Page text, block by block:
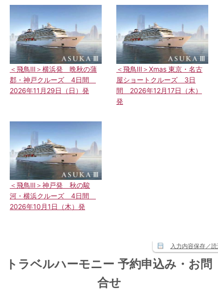
＜飛鳥Ⅲ＞横浜発 晩秋の蒲
郡・神戸クルーズ 4日間
2026年11月29日（日）発
＜飛鳥Ⅲ＞Xmas 東京・名古
屋ショートクルーズ 3日
間 2026年12月17日（木）
発
＜飛鳥Ⅲ＞神戸発 秋の駿
河・横浜クルーズ 4日間
2026年10月1日（木）発